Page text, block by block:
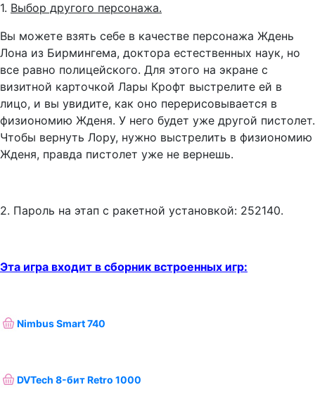
1. Выбор другого персонажа.
Вы можете взять себе в качестве персонажа Ждень
Лона из Бирмингема, доктора естественных наук, но
все равно полицейского. Для этого на экране с
визитной карточкой Лары Крофт выстрелите ей в
лицо, и вы увидите, как оно перерисовывается в
физиономию Жденя. У него будет уже другой пистолет.
Чтобы вернуть Лору, нужно выстрелить в физиономию
Жденя, правда пистолет уже не вернешь.
2. Пароль на этап с ракетной установкой: 252140.
Эта игра входит в сборник встроенных игр:
Nimbus Smart 740
DVTech 8-бит Retro 1000